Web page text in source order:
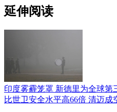
延伸阅读
印度雾霾笼罩 新德里为全球第
比世卫安全水平高66倍 清迈成